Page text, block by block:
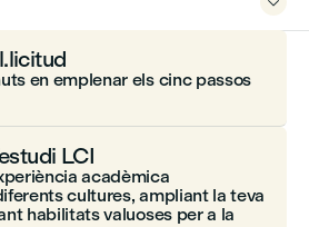
en emplenar els cinc passos
LCI
acadèmica
cultures, ampliant la teva
habilitats valuoses per a la